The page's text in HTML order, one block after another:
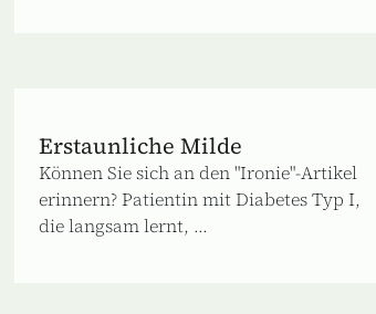
Erstaunliche Milde
Können Sie sich an den "Ironie"-Artikel
erinnern? Patientin mit Diabetes Typ I,
die langsam lernt, ...